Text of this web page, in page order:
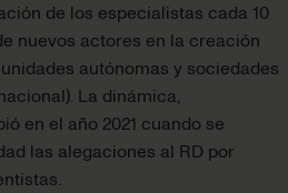
de los especialistas cada 10
nuevos actores en la creación
autónomas y sociedades
La dinámica,
en el año 2021 cuando se
las alegaciones al RD por